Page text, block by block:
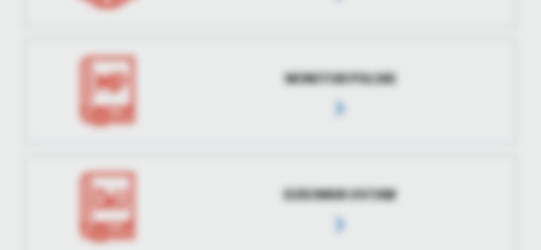
MONITOR POLSKI
DZIENNIK USTAW